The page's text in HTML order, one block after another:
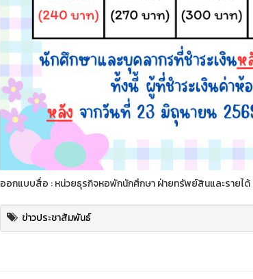
ออกแบบสื่อ : หน่วยธุรกิจหอพักนักศึกษา ฝ่ายทรัพย์สินและรายได้
ข่าวประชาสัมพันธ์